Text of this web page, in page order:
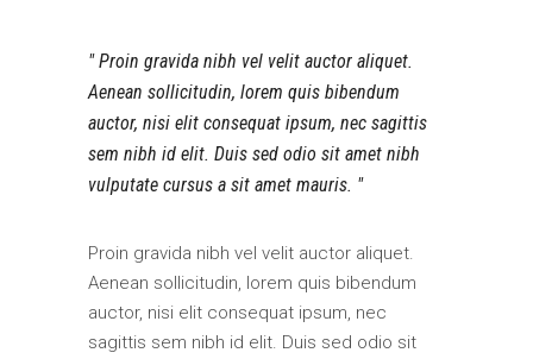
Proin gravida nibh vel velit auctor aliquet.
Aenean sollicitudin, lorem quis bibendum
auctor, nisi elit consequat ipsum, nec sagittis
sem nibh id elit. Duis sed odio sit amet nibh
vulputate cursus a sit amet mauris.
Proin gravida nibh vel velit auctor aliquet.
Aenean sollicitudin, lorem quis bibendum
auctor, nisi elit consequat ipsum, nec
sagittis sem nibh id elit. Duis sed odio sit